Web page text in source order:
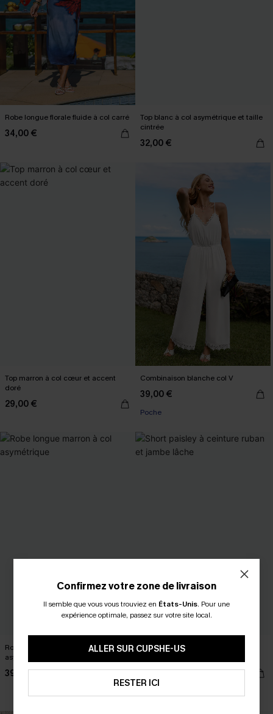
Robe longue florale fluide à col carré
34,00 €
Top blanc à col asymétrique et taille
cintrée
32,00 €
Top marron à col cœur et accent
doré
29,00 €
Combinaison blanche col V
39,00 €
Poche
Robe longue marron à col
asymétrique
39,00 €
Short paisley à ceinture ruban et
37,00 €
Confirmez votre zone de livraison
Il semble que vous vous trouviez en États-Unis. Pour une
expérience optimale, passez sur votre site local.
ALLER SUR CUPSHE-US
RESTER ICI